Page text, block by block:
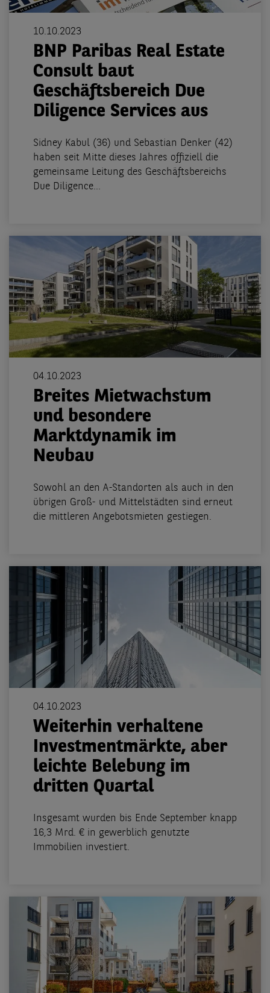
10.10.2023
BNP Paribas Real Estate
Consult baut
Geschäftsbereich Due
Diligence Services aus
Sidney Kabul (36) und Sebastian Denker (42)
haben seit Mitte dieses Jahres offiziell die
gemeinsame Leitung des Geschäftsbereichs
Due Diligence...
04.10.2023
Breites Mietwachstum
und besondere
Marktdynamik im
Neubau
Sowohl an den A-Standorten als auch in den
übrigen Groß- und Mittelstädten sind erneut
die mittleren Angebotsmieten gestiegen.
04.10.2023
Weiterhin verhaltene
Investmentmärkte, aber
leichte Belebung im
dritten Quartal
Insgesamt wurden bis Ende September knapp
16,3 Mrd. € in gewerblich genutzte
Immobilien investiert.